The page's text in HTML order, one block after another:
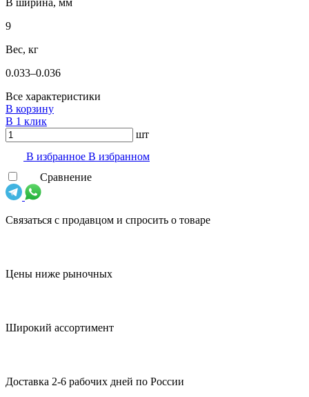
9
Вес, кг
0.033–0.036
Все характеристики
В корзину
В 1 клик
шт
В избранноe В избранном
Сравнение
Связаться с продавцом и спросить о товаре
Цены ниже рыночных
Широкий ассортимент
Доставка 2-6 рабочих дней по России